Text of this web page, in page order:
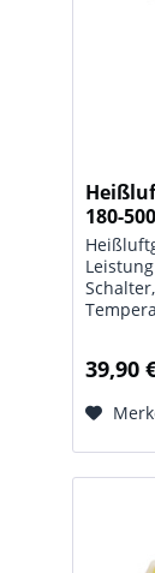
180-
1,50 m,
39,90